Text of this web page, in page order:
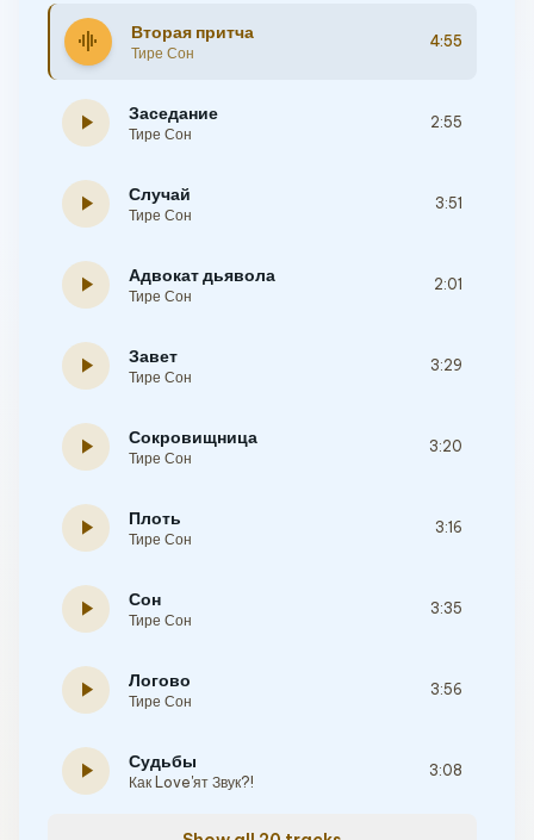
graphic_eq Вторая притча
Тире Сон
4:55
play_arrow Заседание
Тире Сон
2:55
play_arrow Случай
Тире Сон
3:51
play_arrow Адвокат дьявола
Тире Сон
2:01
play_arrow Завет
Тире Сон
3:29
play_arrow Сокровищница
Тире Сон
3:20
play_arrow Плоть
Тире Сон
3:16
play_arrow Сон
Тире Сон
3:35
play_arrow Логово
Тире Сон
3:56
play_arrow Судьбы
Как Love'ят Звук?!
3:08